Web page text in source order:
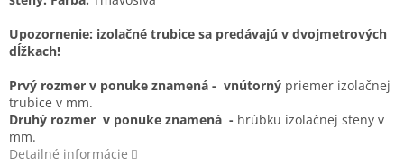
Upozornenie: izolačné trubice sa predávajú v dvojmetrových
dĺžkach!
Prvý rozmer v ponuke znamená - vnútorný priemer izolačnej
trubice v mm.
Druhý rozmer v ponuke znamená - hrúbku izolačnej steny v
mm.
Detailné informácie